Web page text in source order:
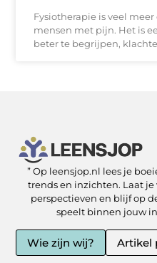
Fysiotherapie is veel
mensen met pijn. Het is
beter te begrijpen,
” Op leensjop.nl lees je
trends en inzichten. Laat je
perspectieven en blijf op
speelt binnen jouw
Wie zijn wij? Artikel